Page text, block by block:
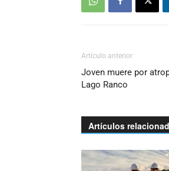
Artículo anterior
Joven muere por
Lago Ranco
Artículos